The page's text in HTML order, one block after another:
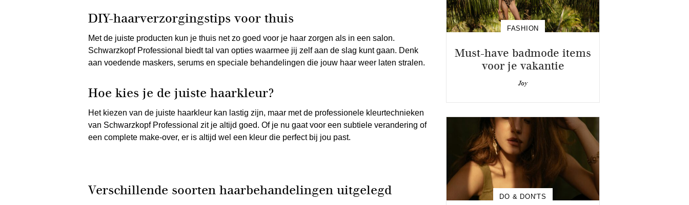
DIY-haarverzorgingstips voor thuis
Met de juiste producten kun je thuis net zo goed voor je haar zorgen als in een salon.
Schwarzkopf Professional biedt tal van opties waarmee jij zelf aan de slag kunt gaan. Denk
aan voedende maskers, serums en speciale behandelingen die jouw haar weer laten stralen.
Hoe kies je de juiste haarkleur?
Het kiezen van de juiste haarkleur kan lastig zijn, maar met de professionele kleurtechnieken
van Schwarzkopf Professional zit je altijd goed. Of je nu gaat voor een subtiele verandering of
een complete make-over, er is altijd wel een kleur die perfect bij jou past.
Verschillende soorten haarbehandelingen uitgelegd
FASHION
Must-have badmode items
voor je vakantie
Joy
DO & DON'TS